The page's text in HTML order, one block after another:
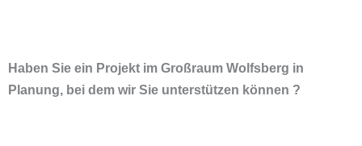
Haben Sie ein Projekt im Großraum Wolfsberg in
Planung, bei dem wir Sie unterstützen können ?